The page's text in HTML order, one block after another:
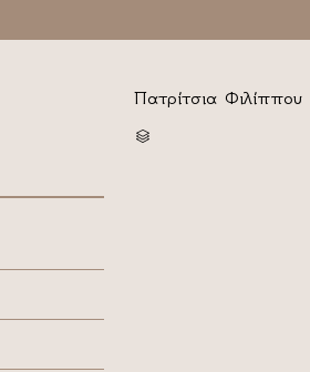
Πατρίτσια Φιλίππου
